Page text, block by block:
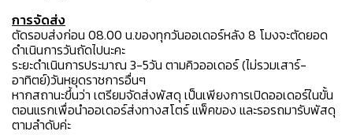
การจัดส่ง
ตัดรอบส่งก่อน 08.00 น.ของทุกวันออเดอร์หลัง 8 โมงจะตัดยอด
ดำเนินการวันถัดไปนะคะ
ระยะดำเนินการประมาณ 3-5วัน ตามคิวออเดอร์ (ไม่รวมเสาร์-
อาทิตย์)วันหยุดราชการอื่นๆ
หากสถานะขึ้นว่า เตรียมจัดส่งพัสดุ เป็นเพียงการเปิดออเดอร์ในขั้น
ตอนแรกเพื่อนำออเดอร์ส่งทางสโตร์ แพ็คของ และรอรถมารับพัสดุ
ตามลำดับค่ะ